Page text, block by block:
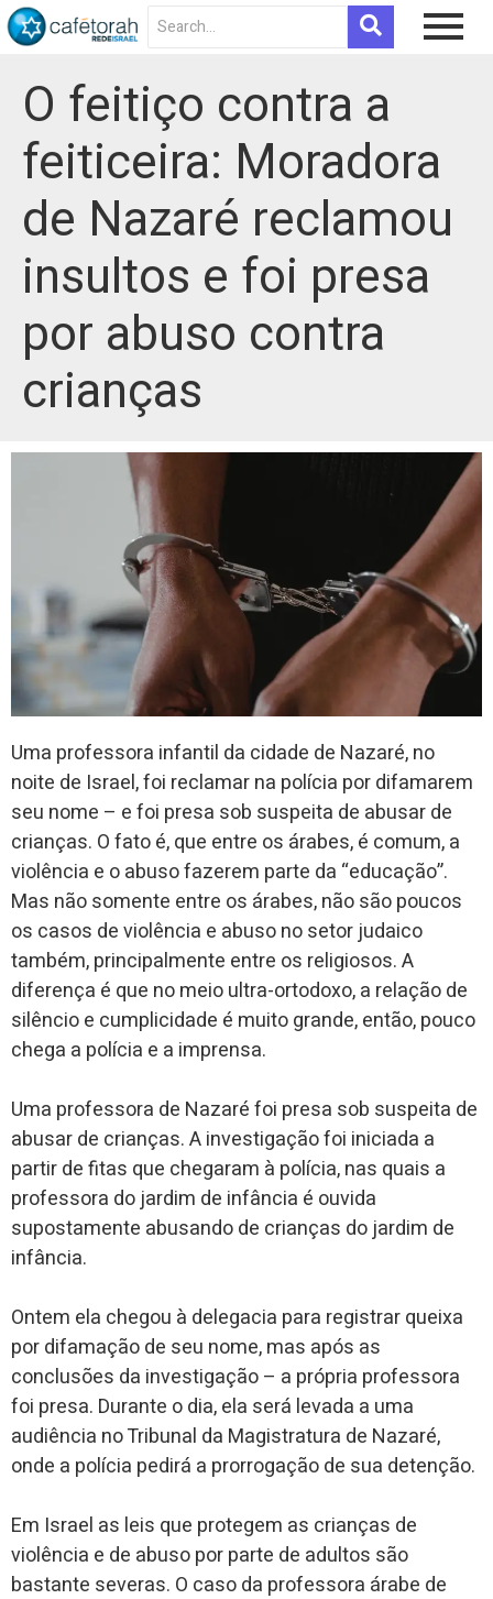
O feitiço contra a
feiticeira: Moradora
de Nazaré reclamou
insultos e foi presa
por abuso contra
crianças
Uma professora infantil da cidade de Nazaré, no
noite de Israel, foi reclamar na polícia por difamarem
seu nome – e foi presa sob suspeita de abusar de
crianças. O fato é, que entre os árabes, é comum, a
violência e o abuso fazerem parte da “educação”.
Mas não somente entre os árabes, não são poucos
os casos deviolência e abuso no setor judaico
também, principalmente entre os religiosos. A
diferença é que no meio ultra-ortodoxo, a relação de
silêncio e cumplicidade é muito grande, então, pouco
chega a polícia e a imprensa.
Uma professora de Nazaré foi presa sob suspeita de
abusar de crianças. A investigação foi iniciada a
partir de fitas que chegaram à polícia, nas quais a
professora do jardim de infância é ouvida
supostamente abusando de crianças do jardim de
infância.
Ontem ela chegou à delegacia para registrar queixa
por difamação de seu nome, mas após as
conclusões da investigação – a própria professora
foi presa. Durante o dia, ela será levada a uma
audiência no Tribunal da Magistratura de Nazaré,
onde a polícia pedirá a prorrogação de sua detenção.
Em Israel as leis que protegem as crianças de
violência e de abuso por parte de adultos são
bastante severas. O caso da professora árabe de